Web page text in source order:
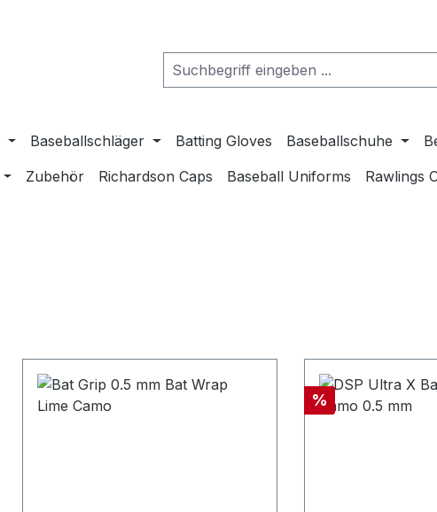
Baseballschläger Batting Gloves Baseballschuhe
Zubehör Richardson Caps Baseball Uniforms Rawlings
Rabatt
%